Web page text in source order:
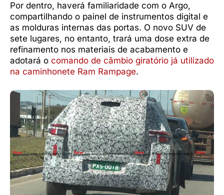
Por dentro, haverá familiaridade com o Argo,
compartilhando o painel de instrumentos digital e
as molduras internas das portas. O novo SUV de
sete lugares, no entanto, trará uma dose extra de
refinamento nos materiais de acabamento e
adotará o comando de câmbio giratório já utilizado
na caminhonete Ram Rampage.